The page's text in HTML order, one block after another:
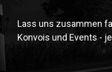
Lass uns zusammen
Konvois und Events -